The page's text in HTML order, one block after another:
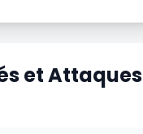
et Attaques